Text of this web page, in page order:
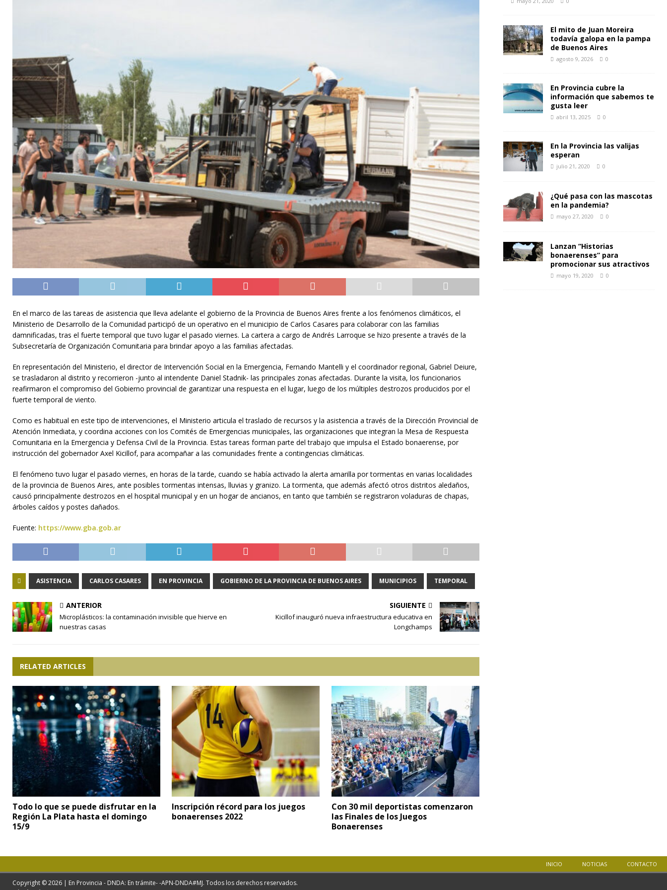
En el marco de las tareas de asistencia que lleva adelante el gobierno de la Provincia de Buenos Aires frente a los fenómenos climáticos, el
Ministerio de Desarrollo de la Comunidad participó de un operativo en el municipio de Carlos Casares para colaborar con las familias
damnificadas, tras el fuerte temporal que tuvo lugar el pasado viernes. La cartera a cargo de Andrés Larroque se hizo presente a través de la
Subsecretaría de Organización Comunitaria para brindar apoyo a las familias afectadas.
En representación del Ministerio, el director de Intervención Social en la Emergencia, Fernando Mantelli y el coordinador regional, Gabriel Deiure,
se trasladaron al distrito y recorrieron -junto al intendente Daniel Stadnik- las principales zonas afectadas. Durante la visita, los funcionarios
reafirmaron el compromiso del Gobierno provincial de garantizar una respuesta en el lugar, luego de los múltiples destrozos producidos por el
fuerte temporal de viento.
Como es habitual en este tipo de intervenciones, el Ministerio articula el traslado de recursos y la asistencia a través de la Dirección Provincial de
Atención Inmediata, y coordina acciones con los Comités de Emergencias municipales, las organizaciones que integran la Mesa de Respuesta
Comunitaria en la Emergencia y Defensa Civil de la Provincia. Estas tareas forman parte del trabajo que impulsa el Estado bonaerense, por
instrucción del gobernador Axel Kicillof, para acompañar a las comunidades frente a contingencias climáticas.
El fenómeno tuvo lugar el pasado viernes, en horas de la tarde, cuando se había activado la alerta amarilla por tormentas en varias localidades
de la provincia de Buenos Aires, ante posibles tormentas intensas, lluvias y granizo. La tormenta, que además afectó otros distritos aledaños,
causó principalmente destrozos en el hospital municipal y en un hogar de ancianos, en tanto que también se registraron voladuras de chapas,
árboles caídos y postes dañados.
Fuente: https://www.gba.gob.ar
ASISTENCIA CARLOS CASARES EN PROVINCIA GOBIERNO DE LA PROVINCIA DE BUENOS AIRES MUNICIPIOS TEMPORAL
ANTERIOR
Microplásticos: la contaminación invisible que hierve en
nuestras casas
SIGUIENTE
Kicillof inauguró nueva infraestructura educativa en
Longchamps
RELATED ARTICLES
Todo lo que se puede disfrutar en la
Región La Plata hasta el domingo
15/9
Inscripción récord para los juegos
bonaerenses 2022
Con 30 mil deportistas comenzaron
las Finales de los Juegos
Bonaerenses
El mito de Juan Moreira
todavía galopa en la pampa
de Buenos Aires
agosto 9, 2026 0
En Provincia cubre la
información que sabemos te
gusta leer
abril 13, 2025 0
En la Provincia las valijas
esperan
julio 21, 2020 0
¿Qué pasa con las mascotas
en la pandemia?
mayo 27, 2020 0
Lanzan “Historias
bonaerenses” para
promocionar sus atractivos
mayo 19, 2020 0
INICIO NOTICIAS CONTACTO
Copyright © 2026 | En Provincia - DNDA: En trámite- -APN-DNDA#MJ. Todos los derechos reservados.